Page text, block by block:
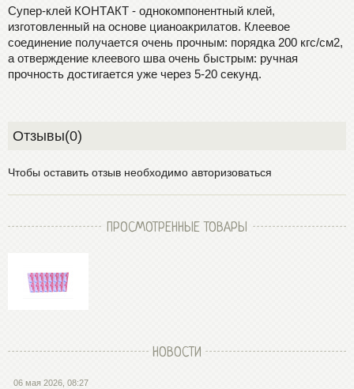
Супер-клей КОНТАКТ - однокомпонентный клей,
изготовленный на основе цианоакрилатов. Клеевое
соединение получается очень прочным: порядка 200 кгс/см2,
а отверждение клеевого шва очень быстрым: ручная
прочность достигается уже через 5-20 секунд.
Отзывы(0)
Чтобы оставить отзыв необходимо авторизоваться
ПРОСМОТРЕННЫЕ ТОВАРЫ
НОВОСТИ
06 мая 2026, 08:27